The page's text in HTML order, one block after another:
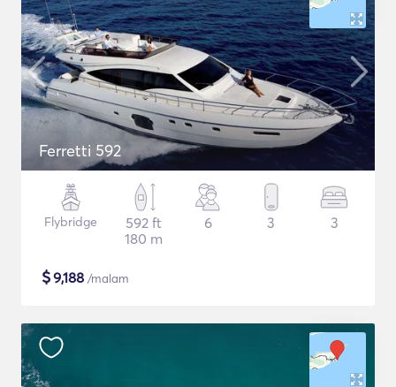
Ferretti 592
Flybridge
592 ft
180 m
6 3 3
$9,188 /malam